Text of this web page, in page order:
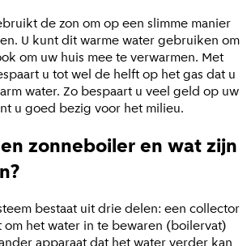
de zon om op een slimme manier
U kunt dit warme water gebruiken om
om uw huis mee te verwarmen. Met
u tot wel de helft op het gas dat u
water. Zo bespaart u veel geld op uw
u goed bezig voor het milieu.
zonneboiler en wat zijn
bestaat uit drie delen: een collector
om het water in te bewaren (boilervat)